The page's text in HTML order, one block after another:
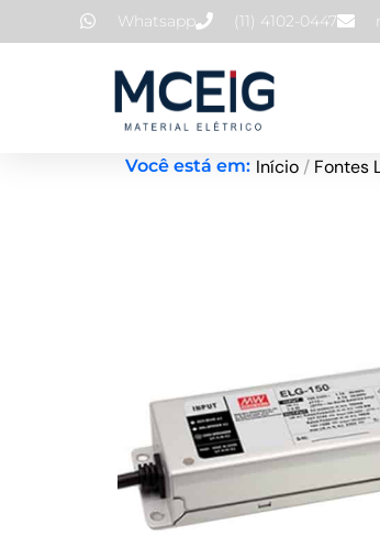
para
Whatsapp (11) 4102-0447
Você está em: Início / Fontes